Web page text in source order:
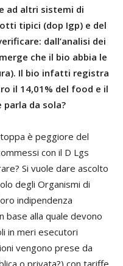
ad altri sistemi di
tipici (dop Igp) e del
dall’analisi dei
che il bio abbia le
Il bio infatti registra
il 14,01% del food e il
parla da sola?
è peggiore del
con il D Lgs
Si vuole dare ascolto
degli Organismi di
indipendenza
base alla quale devono
in meri esecutori
vengono prese da
o privata?) con tariffe